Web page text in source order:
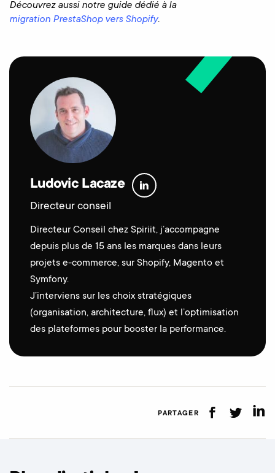
Découvrez aussi notre guide dédié à la
migration PrestaShop vers Shopify.
Ludovic Lacaze
Directeur conseil
Directeur Conseil chez Spiriit, j’accompagne
depuis plus de 15 ans les marques dans leurs
projets e-commerce, sur Shopify, Magento et
Symfony.
J’interviens sur les choix stratégiques
(organisation, architecture, flux) et l’optimisation
des plateformes pour booster la performance.
PARTAGER